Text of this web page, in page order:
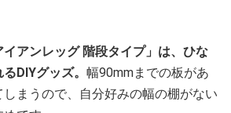
アンレッグ 階段タイプ」は、ひな
DIYグッズ。 幅90mmまでの板があ
まうので、自分好みの幅の棚がない